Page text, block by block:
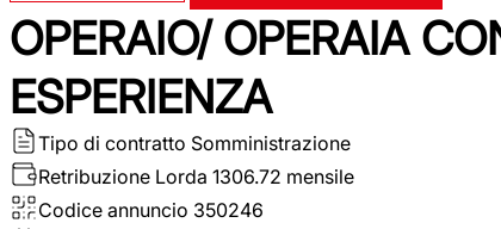
OPERAIO/ OPERAIA
ESPERIENZA
Tipo di contratto Somministrazione
Retribuzione Lorda 1306.72 mensile
Codice annuncio 350246